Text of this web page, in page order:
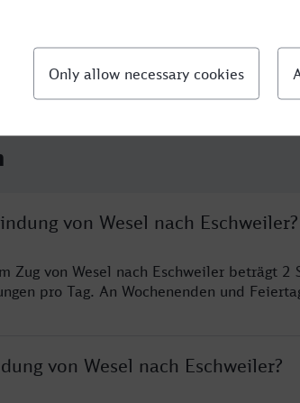
von Wesel nach Eschweiler?
Zug von Wesel nach Eschweiler beträgt 2
pro Tag. An Wochenenden und
von Wesel nach Eschweiler?